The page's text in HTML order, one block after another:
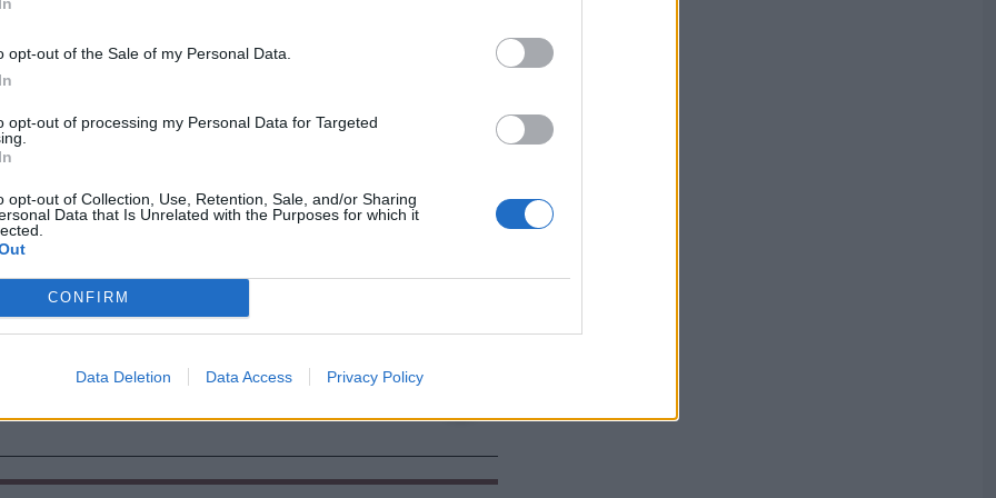
opt-out of the Sale of my Personal Data.
opt-out of processing my Personal Data for Targeted
opt-out of Collection, Use, Retention, Sale, and/or Sharing
Data that Is Unrelated with the Purposes for which it
CONFIRM
Data Deletion Data Access Privacy Policy
ezáltal jelentős fejlődés
szociális képességeinek fejlődésén
Mária óvónők